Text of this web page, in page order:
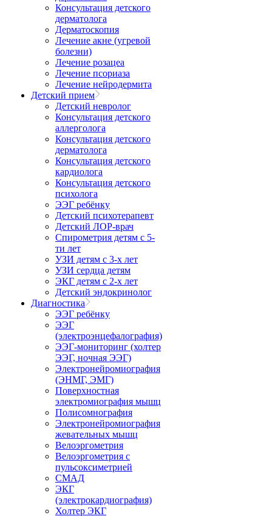
Консультация детского
дерматолога
Дерматоскопия
Лечение акне (угревой
болезни)
Лечение розацеа
Лечение псориаза
Лечение нейродермита
Детский прием
Детский невролог
Консультация детского
аллерголога
Консультация детского
дерматолога
Консультация детского
кардиолога
Консультация детского
психолога
ЭЭГ ребёнку
Детский психотерапевт
Детский ЛОР-врач
Спирометрия детям с 5-
ти лет
УЗИ детям с 3-х лет
УЗИ сердца детям
ЭКГ детям с 2-х лет
Детский эндокринолог
Диагностика
ЭЭГ ребёнку
ЭЭГ
(электроэнцефалография)
ЭЭГ-мониторинг (холтер
ЭЭГ, ночная ЭЭГ)
Электронейромиография
(ЭНМГ, ЭМГ)
Поверхностная
электромиография мышц
Полисомнография
Электронейромиография
жевательных мышц
Велоэргометрия
Велоэргометрия с
пульсоксиметрией
СМАД
ЭКГ
(электрокардиография)
Холтер ЭКГ